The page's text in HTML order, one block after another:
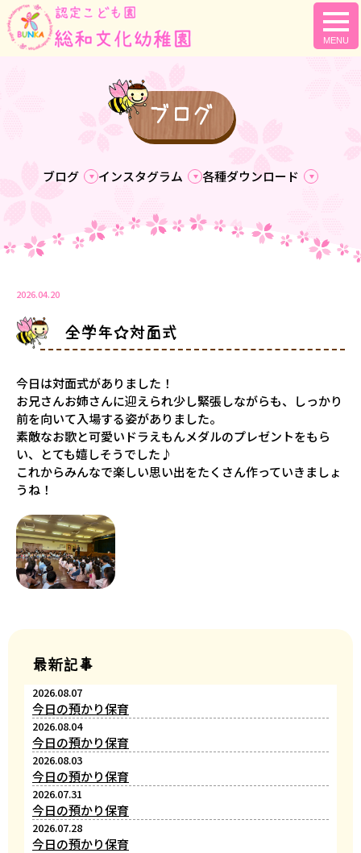
ブログ
ブログ インスタグラム 各種ダウンロード
2026.04.20
全学年☆対面式
今日は対面式がありました！
お兄さんお姉さんに迎えられ少し緊張しながらも、しっかり
前を向いて入場する姿がありました。
素敵なお歌と可愛いドラえもんメダルのプレゼントをもら
い、とても嬉しそうでした♪
これからみんなで楽しい思い出をたくさん作っていきましょ
うね！
最新記事
2026.08.07
今日の預かり保育
2026.08.04
今日の預かり保育
2026.08.03
今日の預かり保育
2026.07.31
今日の預かり保育
2026.07.28
今日の預かり保育